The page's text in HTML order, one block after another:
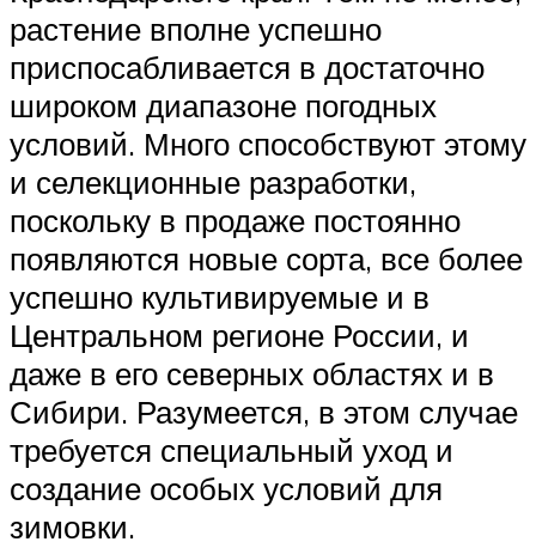
растение вполне успешно
приспосабливается в достаточно
широком диапазоне погодных
условий. Много способствуют этому
и селекционные разработки,
поскольку в продаже постоянно
появляются новые сорта, все более
успешно культивируемые и в
Центральном регионе России, и
даже в его северных областях и в
Сибири. Разумеется, в этом случае
требуется специальный уход и
создание особых условий для
зимовки.